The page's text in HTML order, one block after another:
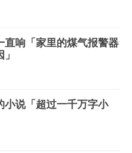
直响「家里的煤气报警器
小说「超过一千万字小